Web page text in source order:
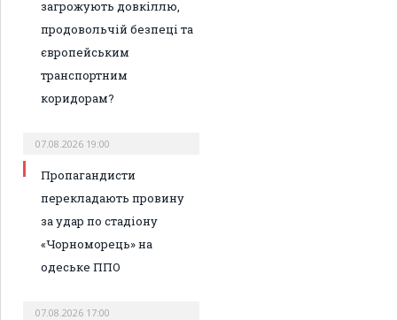
загрожують довкіллю,
продовольчій безпеці та
європейським
транспортним
коридорам?
07.08.2026 19:00
Пропагандисти
перекладають провину
за удар по стадіону
«Чорноморець» на
одеське ППО
07.08.2026 17:00